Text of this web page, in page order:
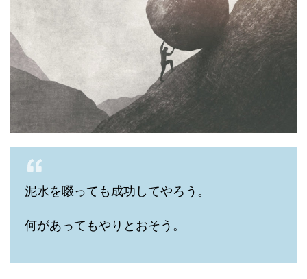
泥水を啜っても成功してやろう。
何があってもやりとおそう。